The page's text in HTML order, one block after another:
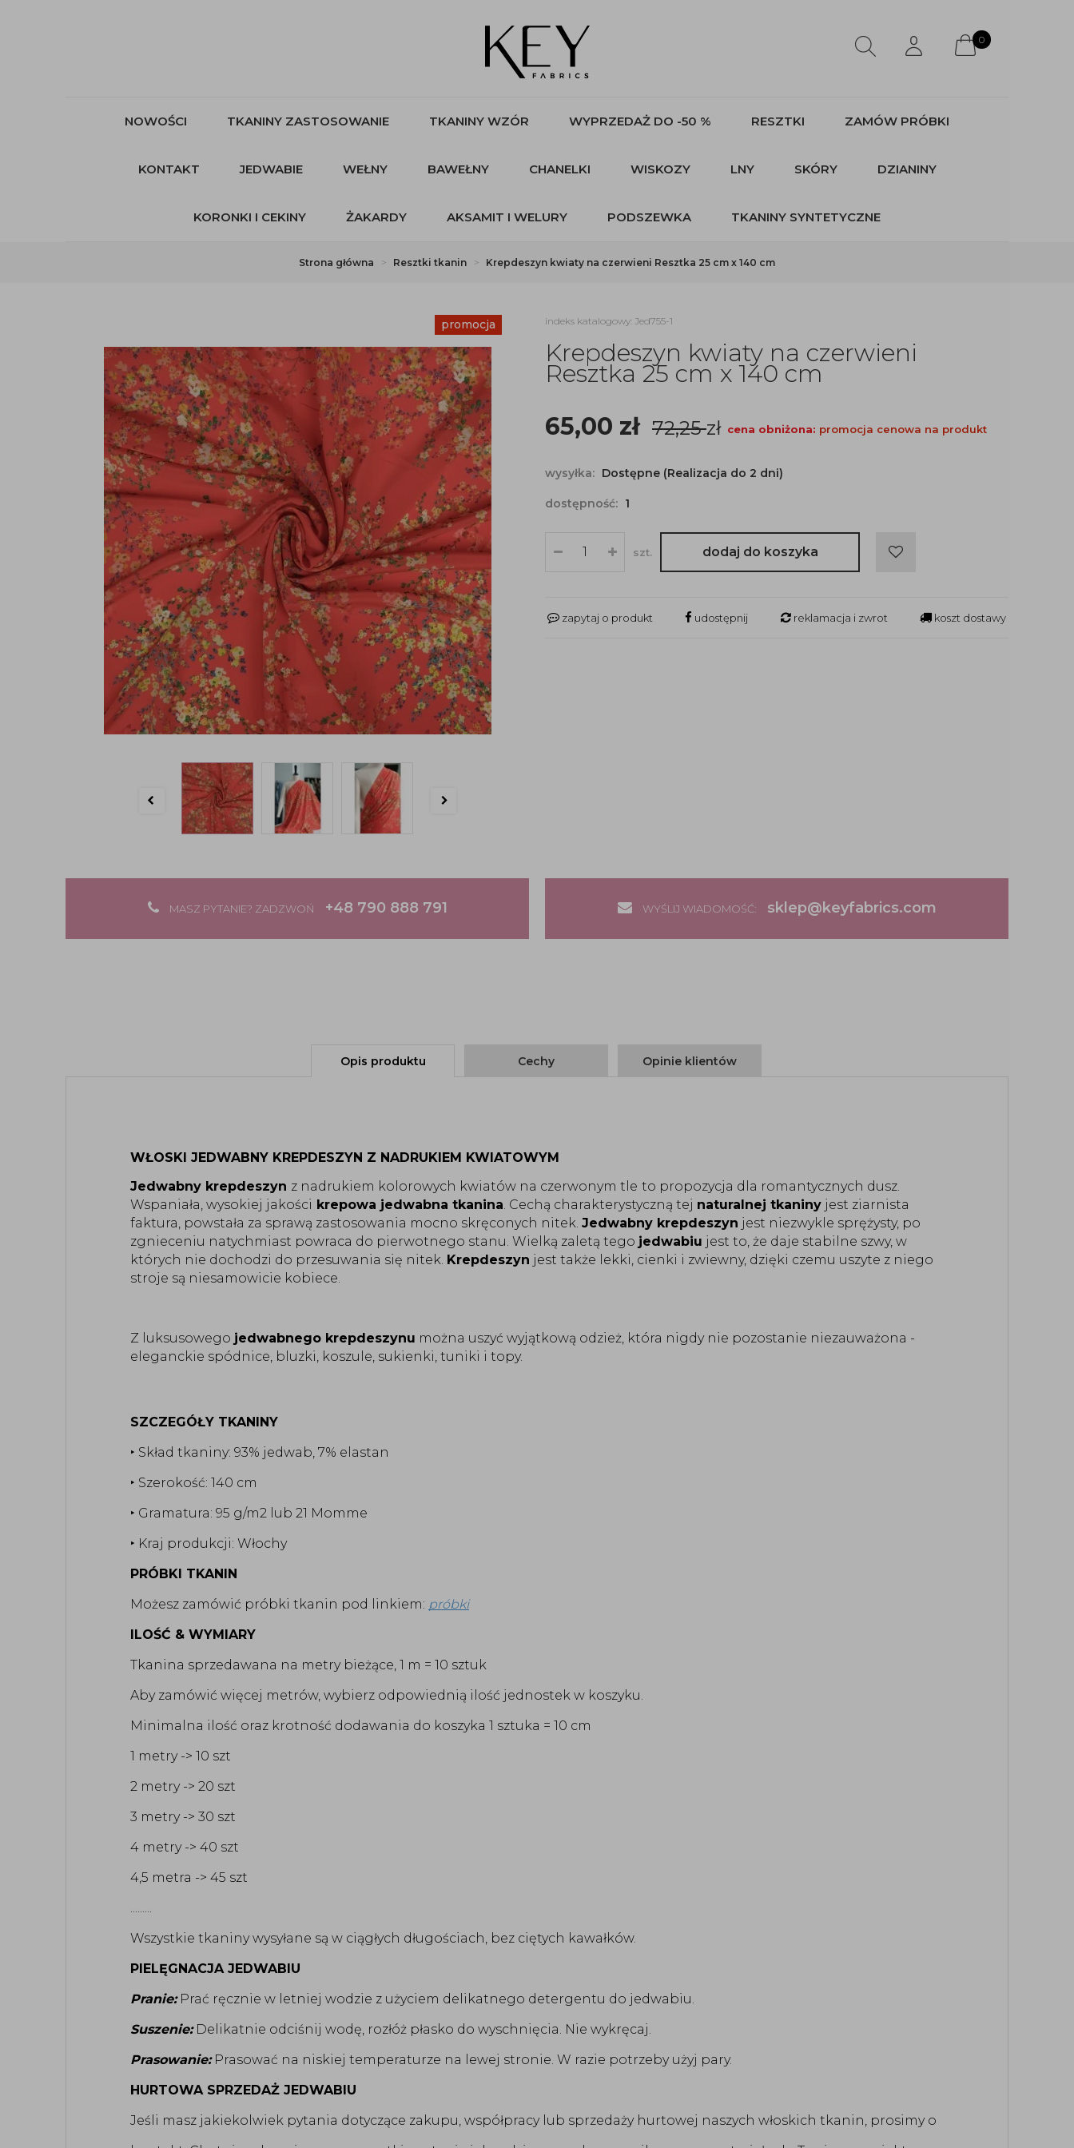
0
NOWOŚCI TKANINY ZASTOSOWANIE TKANINY WZÓR WYPRZEDAŻ DO -50 % RESZTKI ZAMÓW PRÓBKI
KONTAKT JEDWABIE WEŁNY BAWEŁNY CHANELKI WISKOZY LNY SKÓRY DZIANINY
KORONKI I CEKINY ŻAKARDY AKSAMIT I WELURY PODSZEWKA TKANINY SYNTETYCZNE
Strona główna Resztki tkanin Krepdeszyn kwiaty na czerwieni Resztka 25 cm x 140 cm
promocja indeks katalogowy: Jed755-1
Krepdeszyn kwiaty na czerwieni
Resztka 25 cm x 140 cm
65,00 zł 72,25zł cena obniżona: promocja cenowa na produkt
wysyłka: Dostępne (Realizacja do 2 dni)
dostępność: 1
szt. dodaj do koszyka
zapytaj o produkt udostępnij reklamacja i zwrot koszt dostawy
MASZ PYTANIE? ZADZWOŃ +48 790 888 791 WYŚLIJ WIADOMOŚĆ: sklep@keyfabrics.com
Opis produktu Cechy Opinie klientów
WŁOSKI JEDWABNY KREPDESZYN Z NADRUKIEM KWIATOWYM
Jedwabny krepdeszyn z nadrukiem kolorowych kwiatów na czerwonym tle to propozycja dla romantycznych dusz.
Wspaniała, wysokiej jakości krepowa jedwabna tkanina. Cechą charakterystyczną tej naturalnej tkaniny jest ziarnista
faktura, powstała za sprawą zastosowania mocno skręconych nitek. Jedwabny krepdeszyn jest niezwykle sprężysty, po
zgnieceniu natychmiast powraca do pierwotnego stanu. Wielką zaletą tego jedwabiu jest to, że daje stabilne szwy, w
których nie dochodzi do przesuwania się nitek. Krepdeszyn jest także lekki, cienki i zwiewny, dzięki czemu uszyte z niego
stroje są niesamowicie kobiece.
Z luksusowego jedwabnego krepdeszynu można uszyć wyjątkową odzież, która nigdy nie pozostanie niezauważona -
eleganckie spódnice, bluzki, koszule, sukienki, tuniki i topy.
SZCZEGÓŁY TKANINY
‣ Skład tkaniny: 93% jedwab, 7% elastan
‣ Szerokość: 140 cm
‣ Gramatura: 95 g/m2 lub 21 Momme
‣ Kraj produkcji: Włochy
PRÓBKI TKANIN
Możesz zamówić próbki tkanin pod linkiem: próbki
ILOŚĆ & WYMIARY
Tkanina sprzedawana na metry bieżące, 1 m = 10 sztuk
Aby zamówić więcej metrów, wybierz odpowiednią ilość jednostek w koszyku.
Minimalna ilość oraz krotność dodawania do koszyka 1 sztuka = 10 cm
1 metry -> 10 szt
2 metry -> 20 szt
3 metry -> 30 szt
4 metry -> 40 szt
4,5 metra -> 45 szt
.........
Wszystkie tkaniny wysyłane są w ciągłych długościach, bez ciętych kawałków.
PIELĘGNACJA JEDWABIU
Pranie:Prać ręcznie w letniej wodzie z użyciem delikatnego detergentu do jedwabiu.
Suszenie:Delikatnie odciśnij wodę, rozłóż płasko do wyschnięcia. Nie wykręcaj.
Prasowanie:Prasować na niskiej temperaturze na lewej stronie. W razie potrzeby użyj pary.
HURTOWA SPRZEDAŻ JEDWABIU
Jeśli masz jakiekolwiek pytania dotyczące zakupu, współpracy lub sprzedaży hurtowej naszych włoskich tkanin, prosimy o